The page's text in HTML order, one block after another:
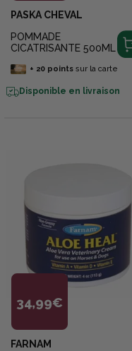
PASKA CHEVAL
POMMADE
CICATRISANTE 500ML
+ 20pointssur la carte
Disponible en livraison
34,99€
FARNAM